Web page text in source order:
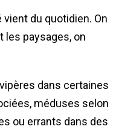
vient du quotidien. On
les paysages, on
dans certaines
méduses selon
ou errants dans des